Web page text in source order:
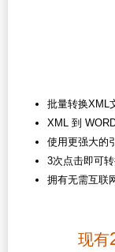
批量转换XML
XML 到
使用更强大的
3次点击即可
拥有无需互联
现有